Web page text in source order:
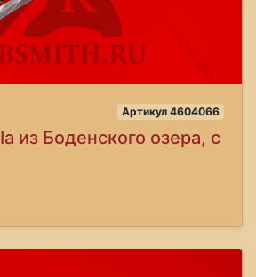
Артикул 4604066
из Боденского озера, с